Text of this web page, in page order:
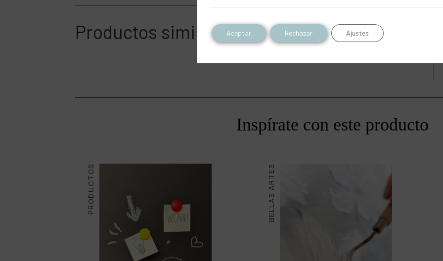
Productos similares
Inspírate con este producto
PRODUCTOS BELLAS ARTES
Aceptar Rechazar Ajustes